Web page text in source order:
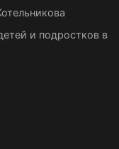
и подростков в